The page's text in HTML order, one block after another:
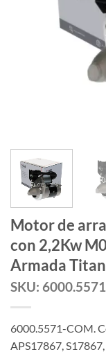
Motor de
con 2,2Kw
Armada
SKU:
6000.5571-COM.
APS17867,